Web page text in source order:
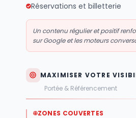
Réservations et billetterie
Un contenu régulier et positif
sur Google et les moteurs
MAXIMISER VOTRE
Portée & Référencement
ZONES COUVERTES